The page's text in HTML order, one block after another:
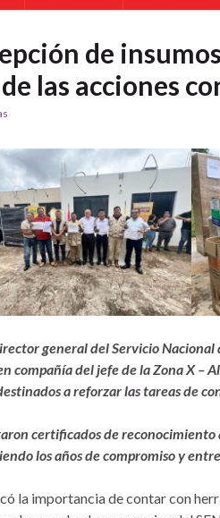
de
las acciones
general del Servicio
compañía del jefe de la Zona X –
a reforzar las tareas de
certificados de
los años de compromiso y
la importancia de contar con